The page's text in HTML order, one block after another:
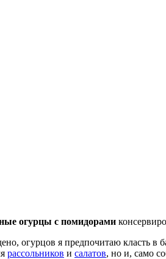
огурцы с помидорами
огурцов я предпочитаю
рассольников и салатов, но и, само